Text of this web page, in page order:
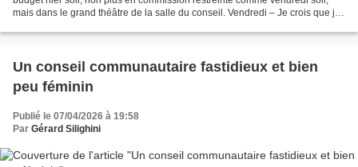
mais dans le grand théâtre de la salle du conseil. Vendredi – Je crois que je
Un conseil communautaire fastidieux et bien
peu féminin
Publié le 07/04/2026 à 19:58
Par Gérard Silighini